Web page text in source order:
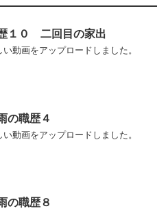
１０ 二回目の家出
い動画をアップロードしました。
の職歴４
い動画をアップロードしました。
の職歴８